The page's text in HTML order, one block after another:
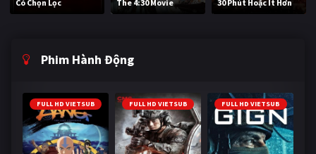
Có Chọn Lọc The 4:30 Movie 30 Phút Hoặc Ít Hơn
Phim Hành Động
FULL HD VIETSUB FULL HD VIETSUB FULL HD VIETSUB